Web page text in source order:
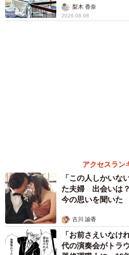
まいどなメディア
正直しんどい夏の
「帰省」、2位「
は？
まいどなデータ
2026.08.09
「好奇心ハンパな
っ赤なワンピでミ
観劇 三山凌輝さ
まいどなトピック